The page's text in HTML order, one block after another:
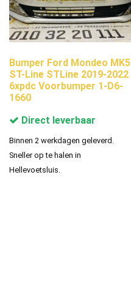
Bumper Ford Mondeo MK5
ST-Line STLine 2019-2022
6xpdc Voorbumper 1-D6-
1660
Direct leverbaar
Binnen 2 werkdagen geleverd.
Sneller op te halen in
Hellevoetsluis.